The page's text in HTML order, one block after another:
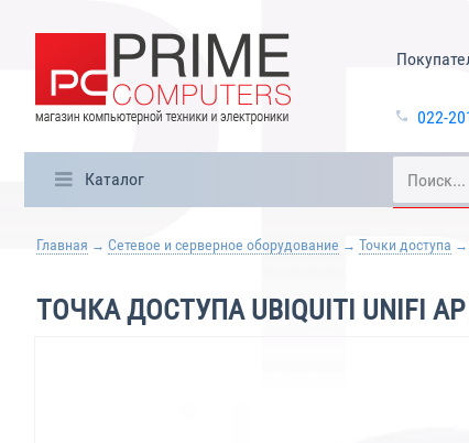
022-
Каталог
Главная Сетевое и серверное оборудование Точки доступа
ТОЧКА ДОСТУПА UBIQUITI UNIFI AP